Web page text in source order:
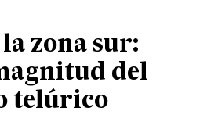
zona sur:
del
telúrico